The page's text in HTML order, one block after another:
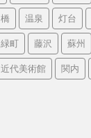
橋 温泉 灯台
緑町 藤沢 蘇州
近代美術館 関内